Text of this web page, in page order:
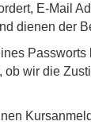
E-Mail
dienen der
wir die